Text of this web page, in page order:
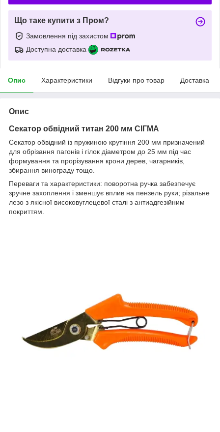
Що таке купити з Пром?
Замовлення під захистом
Доступна доставка
Опис Характеристики Відгуки про товар Доставка
Опис
Секатор обвідний титан 200 мм СІГМА
Секатор обвідний із пружиною крутіння 200 мм призначений
для обрізання пагонів і гілок діаметром до 25 мм під час
формування та прорізування крони дерев, чагарників,
збирання винограду тощо.
Переваги та характеристики: поворотна ручка забезпечує
зручне захоплення і зменшує вплив на пензель руки; різальне
лезо з якісної високовуглецевої сталі з антиадгезійним
покриттям.